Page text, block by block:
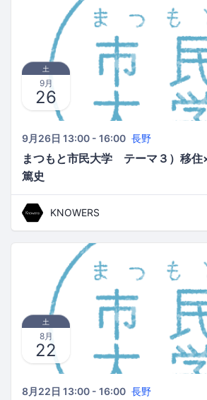
土
9月
26
9月26日 13:00 - 16:00 長野
まつもと市民大学 テーマ３）移住
篤史
KNOWERS
土
8月
22
8月22日 13:00 - 16:00 長野